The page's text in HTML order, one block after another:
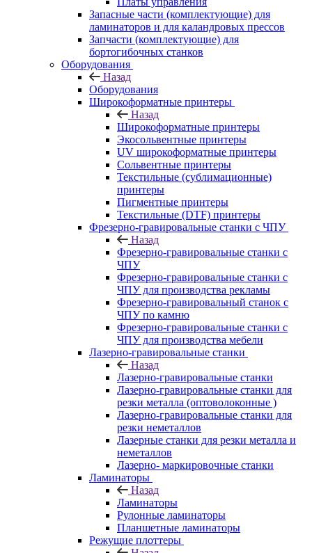
Запасные части (комплектующие) для
ламинаторов и для каландровых прессов
Запчасти (комплектующие) для
бортогибочных станков
Оборудования
Назад
Оборудования
Широкоформатные принтеры
Назад
Широкоформатные принтеры
Экосольвентные принтеры
UV широкоформатные принтеры
Сольвентные принтеры
Текстильные (сублимационные)
принтеры
Пигментные принтеры
Текстильные (DTF) принтеры
Фрезерно-гравировальные станки с ЧПУ
Назад
Фрезерно-гравировальные станки с
ЧПУ
Фрезерно-гравировальные станки с
ЧПУ для производства рекламы
Фрезерно-гравировальный станок с
ЧПУ по камню
Фрезерно-гравировальные станки с
ЧПУ для производства мебели
Лазерно-гравировальные станки
Назад
Лазерно-гравировальные станки
Лазерно-гравировальные станки для
резки металла (оптоволоконные )
Лазерно-гравировальные станки для
резки неметаллов
Лазерные станки для резки металла и
неметаллов
Лазерно- маркировочные станки
Ламинаторы
Назад
Ламинаторы
Рулонные ламинаторы
Планшетные ламинаторы
Режущие плоттеры